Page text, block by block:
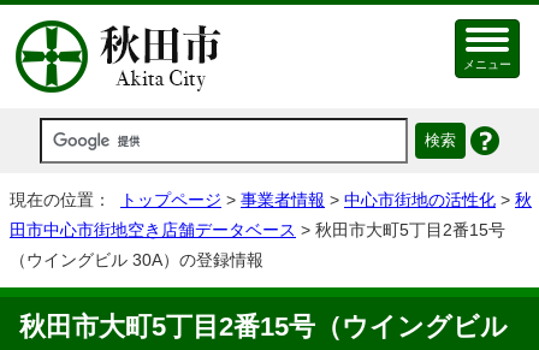
メニュー
現在の位置： トップページ > 事業者情報 > 中心市街地の活性化 > 秋
田市中心市街地空き店舗データベース > 秋田市大町5丁目2番15号
（ウイングビル 30A）の登録情報
秋田市大町5丁目2番15号（ウイングビル